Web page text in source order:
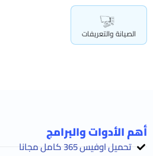
الصيانة والتعريفات
أهم الأدوات والبرامج
تحميل اوفيس 365 كامل مجانا